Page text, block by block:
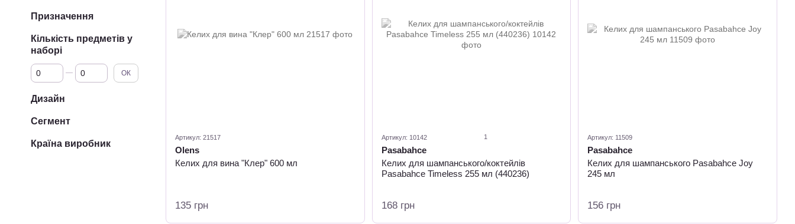
Артикул: 21517
Olens
Келих для вина "Клер" 600 мл
135 грн
Артикул: 10142 1
Pasabahce
Келих для шампанського/коктейлів
Pasabahce Timeless 255 мл (440236)
168 грн
Артикул: 11509
Pasabahce
Келих для шампанського Pasabahce Joy
245 мл
156 грн
Призначення
Кількість предметів у
наборі
Від Кількість предметів у наборі
До Кількість предметів у наборі
ОК
Дизайн
Сегмент
Країна виробник